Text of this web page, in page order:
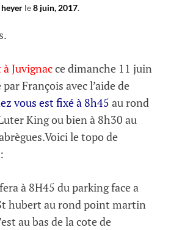
le8 juin, 2017.
Juvignacce dimanche 11 juin
François avec l’aide de
vous est fixé à 8h45 au rond
King ou bien à 8h30 au
le topo de
à 8H45 du parking face a
hubert au rond point martin
au bas de la cote de